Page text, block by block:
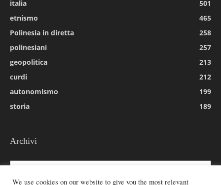
italia
501
etnismo
465
Polinesia in diretta
258
polinesiani
257
geopolitica
213
curdi
212
autonomismo
199
storia
189
Archivi
Archivi
We use cookies on our website to give you the most relevant